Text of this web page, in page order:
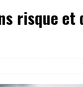
risque